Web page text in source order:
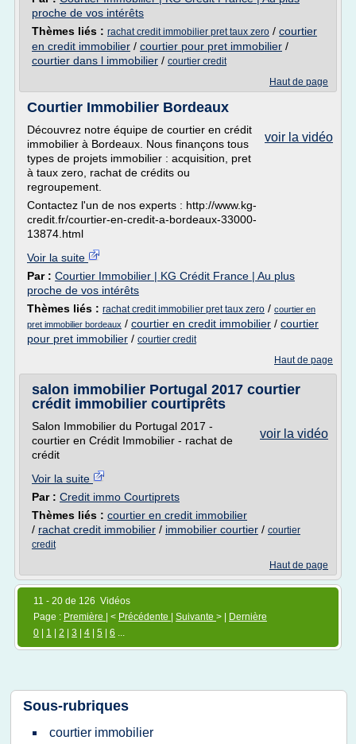
proche de vos intérêts
Thèmes liés : rachat credit immobilier pret taux zero / courtier
en credit immobilier / courtier pour pret immobilier /
courtier dans l immobilier / courtier credit
Haut de page
Courtier Immobilier Bordeaux
voir la vidéo
Découvrez notre équipe de courtier en crédit
immobilier à Bordeaux. Nous finançons tous
types de projets immobilier : acquisition, pret
à taux zero, rachat de crédits ou
regroupement.
Contactez l'un de nos experts : http://www.kg-
credit.fr/courtier-en-credit-a-bordeaux-33000-
13874.html
Voir la suite
Par : Courtier Immobilier | KG Crédit France | Au plus
proche de vos intérêts
Thèmes liés : rachat credit immobilier pret taux zero / courtier en
pret immobilier bordeaux / courtier en credit immobilier / courtier
pour pret immobilier / courtier credit
Haut de page
salon immobilier Portugal 2017 courtier
crédit immobilier courtiprêts
voir la vidéo
Salon Immobilier du Portugal 2017 -
courtier en Crédit Immobilier - rachat de
crédit
Voir la suite
Par : Credit immo Courtiprets
Thèmes liés : courtier en credit immobilier
/ rachat credit immobilier / immobilier courtier / courtier
credit
Haut de page
11 - 20 de 126 Vidéos
Page : Première | < Précédente Suivante > |
Dernière
0
1 2 3 4 5 6 ...
Sous-rubriques
courtier immobilier